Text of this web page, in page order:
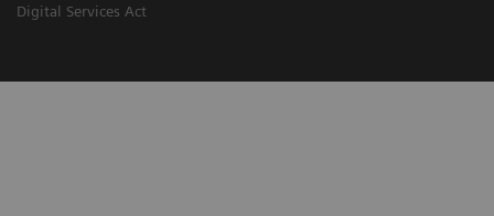
Digital Services Act